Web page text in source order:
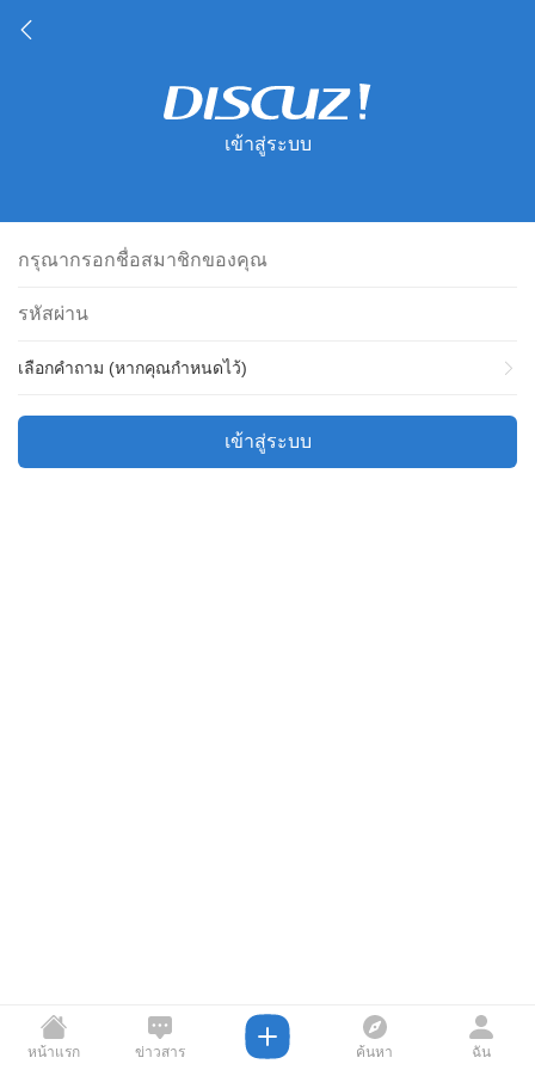
เข้าสู่ระบบ
เลือกคำถาม (หากคุณกำหนดไว้)
เข้าสู่ระบบ
หน้าแรก ข่าวสาร ค้นหา ฉัน